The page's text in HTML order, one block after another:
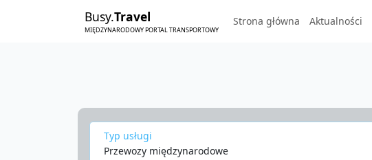
Busy.Travel
MIĘDZYNARODOWY PORTAL TRANSPORTOWY
Strona główna Aktualności
Typ usługi
Przewozy międzynarodowe